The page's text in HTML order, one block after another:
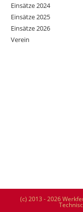
Einsätze 2024
Einsätze 2025
Einsätze 2026
Verein
(c) 2013 - 2026